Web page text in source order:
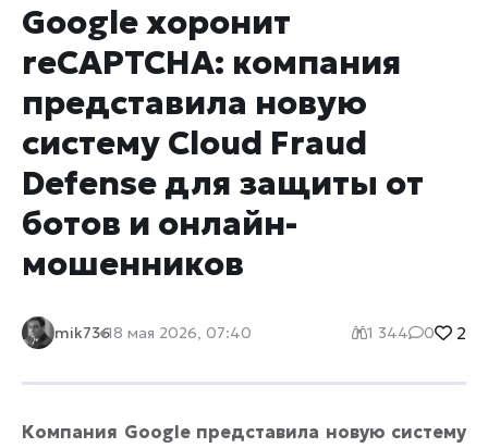
Google хоронит
reCAPTCHA: компания
представила новую
систему Cloud Fraud
Defense для защиты от
ботов и онлайн-
мошенников
mik73618 мая 2026, 07:40 1 344 0 2
Компания Google представила новую систему